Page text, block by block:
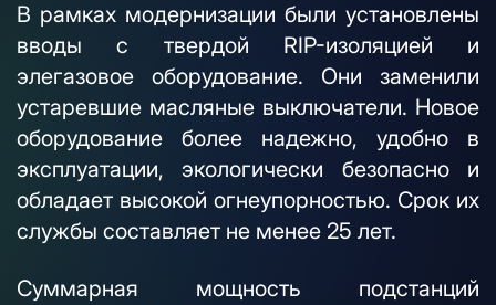
В рамках модернизации были установлены
вводы с твердой RIP-изоляцией и
элегазовое оборудование. Они заменили
устаревшие масляные выключатели. Новое
оборудование более надежно, удобно в
эксплуатации, экологически безопасно и
обладает высокой огнеупорностью. Срок их
службы составляет не менее 25 лет.
Суммарная мощность подстанций